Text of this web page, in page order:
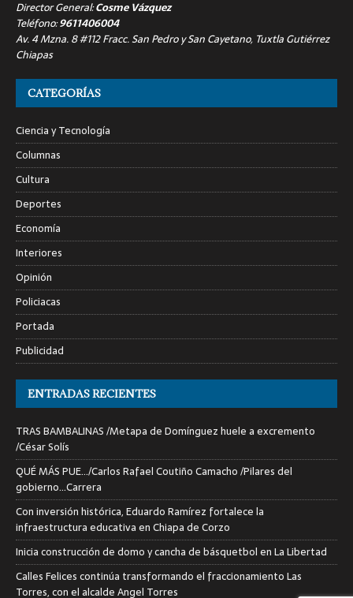
Director General:Cosme Vázquez
Teléfono:9611406004
Av. 4 Mzna. 8 #112 Fracc. San Pedro y San Cayetano, Tuxtla Gutiérrez
Chiapas
CATEGORÍAS
Ciencia y Tecnología
Columnas
Cultura
Deportes
Economía
Interiores
Opinión
Policiacas
Portada
Publicidad
ENTRADAS RECIENTES
TRAS BAMBALINAS /Metapa de Domínguez huele a excremento
/César Solís
QUÉ MÁS PUE…/Carlos Rafael Coutiño Camacho /Pilares del
gobierno…Carrera
Con inversión histórica, Eduardo Ramírez fortalece la
infraestructura educativa en Chiapa de Corzo
Inicia construcción de domo y cancha de básquetbol en La Libertad
Calles Felices continúa transformando el fraccionamiento Las
Torres, con el alcalde Angel Torres